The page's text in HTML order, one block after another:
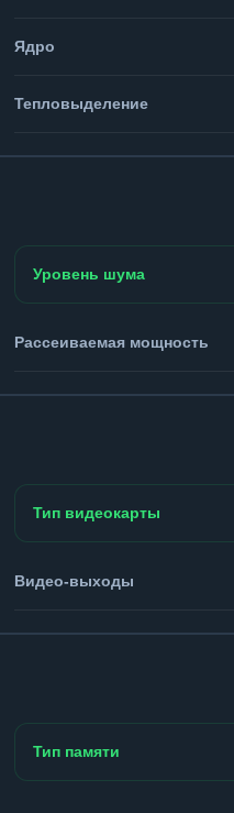
Ядро
Тепловыделение
Уровень шума
Рассеиваемая мощность
Тип видеокарты
Видео-выходы
Тип памяти